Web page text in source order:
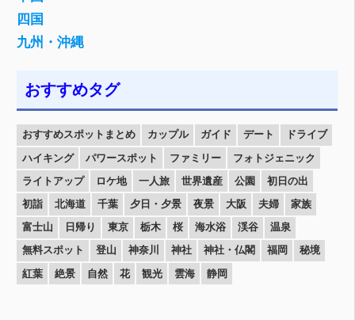
四国
九州・沖縄
おすすめタグ
おすすめスポットまとめ カップル ガイド デート
ドライブ
ハイキング
パワースポット ファミリー
フォトジェニック
ライトアップ
ロケ地 一人旅 世界遺産 公園
初日の出
初詣
北海道 千葉 夕日・夕景 夜景 大阪 夫婦
家族
富士山
日帰り 東京 栃木 桜 海水浴 渓谷
温泉
無料スポット
登山 神奈川 神社 神社・仏閣 福岡
秘境
紅葉
絶景 自然 花 観光 雲海 静岡